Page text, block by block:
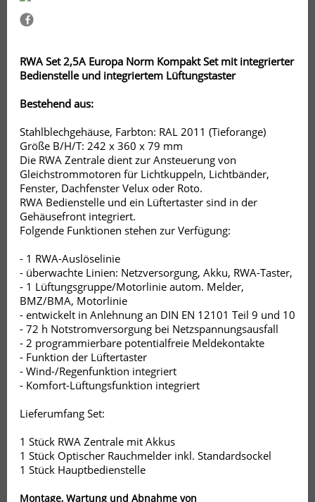
RWA Set 2,5A Europa Norm Kompakt Set mit integrierter
Bedienstelle und integriertem Lüftungstaster
Bestehend aus:
Stahlblechgehäuse, Farbton: RAL 2011 (Tieforange)
Größe B/H/T: 242 x 360 x 79 mm
Die RWA Zentrale dient zur Ansteuerung von
Gleichstrommotoren für Lichtkuppeln, Lichtbänder,
Fenster, Dachfenster Velux oder Roto.
RWA Bedienstelle und ein Lüftertaster sind in der
Gehäusefront integriert.
Folgende Funktionen stehen zur Verfügung:
- 1 RWA-Auslöselinie
- überwachte Linien: Netzversorgung, Akku, RWA-Taster,
- 1 Lüftungsgruppe/Motorlinie autom. Melder,
BMZ/BMA, Motorlinie
- entwickelt in Anlehnung an DIN EN 12101 Teil 9 und 10
- 72 h Notstromversorgung bei Netzspannungsausfall
- 2 programmierbare potentialfreie Meldekontakte
- Funktion der Lüftertaster
- Wind-/Regenfunktion integriert
- Komfort-Lüftungsfunktion integriert
Lieferumfang Set:
1 Stück RWA Zentrale mit Akkus
1 Stück Optischer Rauchmelder inkl. Standardsockel
1 Stück Hauptbedienstelle
Montage, Wartung und Abnahme von